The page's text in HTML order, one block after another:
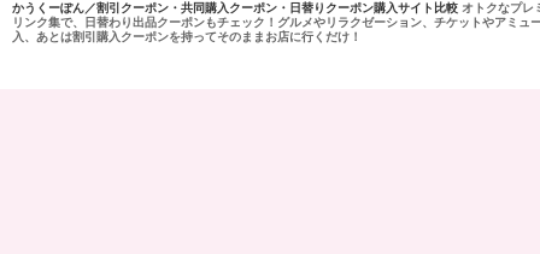
かうくーぽん／割引クーポン・共同購入クーポン・日替りクーポン購入サイト比較 オトクなプレ
リンク集で、日替わり出品クーポンもチェック！グルメやリラクゼーション、チケットやアミ
入、あとは割引購入クーポンを持ってそのままお店に行くだけ！